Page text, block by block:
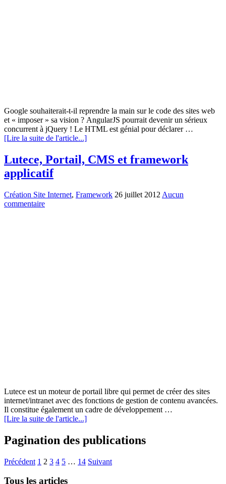
Google souhaiterait-t-il reprendre la main sur le code des sites web
et « imposer » sa vision ? AngularJS pourrait devenir un sérieux
concurrent à jQuery ! Le HTML est génial pour déclarer …
[Lire la suite de l'article...]
Lutece, Portail, CMS et framework
applicatif
Création Site Internet, Framework 26 juillet 2012 Aucun
commentaire
Lutece est un moteur de portail libre qui permet de créer des sites
internet/intranet avec des fonctions de gestion de contenu avancées.
Il constitue également un cadre de développement …
[Lire la suite de l'article...]
Pagination des publications
Précédent 1 2 3 4 5 … 14 Suivant
Tous les articles